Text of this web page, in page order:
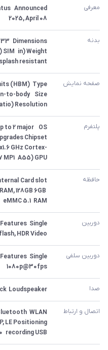
معرفی
2025, April 08
بدنه
resistant
صفحه نمایش
nits (HBM)
to-body
Resolution	720 x 1640 pixels (~260 ppi density)
پلتفرم
to 2 major
GHz Cortex-
A55) GPU	Mali-G57 MP1
حافظه
128GB 6GB
RAM  	eMMC 5.1
دوربین
flash, HDR Video	1080p@30fps
دوربین سلفی
1080p@30fps
صدا Loudspeaker	Yes 3.5mm jack	Yes
اتصال و ارتباط
recording USB	USB Type-C 2.0